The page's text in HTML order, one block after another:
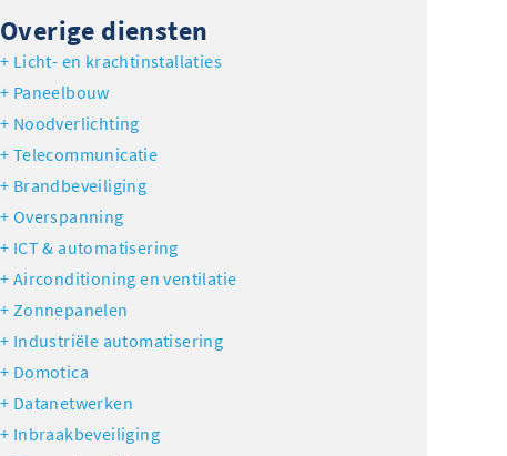
Overige diensten
Licht- en krachtinstallaties
Paneelbouw
Noodverlichting
Telecommunicatie
Brandbeveiliging
Overspanning
ICT & automatisering
Airconditioning en ventilatie
Zonnepanelen
Industriële automatisering
Domotica
Datanetwerken
Inbraakbeveiliging